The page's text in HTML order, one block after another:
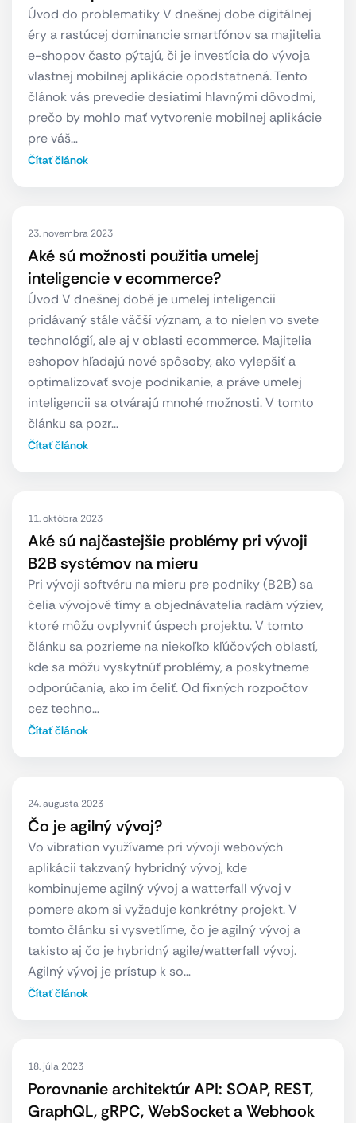
Úvod do problematiky V dnešnej dobe digitálnej
éry a rastúcej dominancie smartfónov sa majitelia
e-shopov často pýtajú, či je investícia do vývoja
vlastnej mobilnej aplikácie opodstatnená. Tento
článok vás prevedie desiatimi hlavnými dôvodmi,
prečo by mohlo mať vytvorenie mobilnej aplikácie
pre váš…
Čítať článok
23. novembra 2023
Aké sú možnosti použitia umelej
inteligencie v ecommerce?
Úvod V dnešnej době je umelej inteligencii
pridávaný stále väčší význam, a to nielen vo svete
technológií, ale aj v oblasti ecommerce. Majitelia
eshopov hľadajú nové spôsoby, ako vylepšiť a
optimalizovať svoje podnikanie, a práve umelej
inteligencii sa otvárajú mnohé možnosti. V tomto
článku sa pozr…
Čítať článok
11. októbra 2023
Aké sú najčastejšie problémy pri vývoji
B2B systémov na mieru
Pri vývoji softvéru na mieru pre podniky (B2B) sa
čelia vývojové tímy a objednávatelia radám výziev,
ktoré môžu ovplyvniť úspech projektu. V tomto
článku sa pozrieme na niekoľko kľúčových oblastí,
kde sa môžu vyskytnúť problémy, a poskytneme
odporúčania, ako im čeliť. Od fixných rozpočtov
cez techno…
Čítať článok
24. augusta 2023
Čo je agilný vývoj?
Vo vibration využívame pri vývoji webových
aplikácii takzvaný hybridný vývoj, kde
kombinujeme agilný vývoj a watterfall vývoj v
pomere akom si vyžaduje konkrétny projekt. V
tomto článku si vysvetlíme, čo je agilný vývoj a
takisto aj čo je hybridný agile/watterfall vývoj.
Agilný vývoj je prístup k so…
Čítať článok
18. júla 2023
Porovnanie architektúr API: SOAP, REST,
GraphQL, gRPC, WebSocket a Webhook